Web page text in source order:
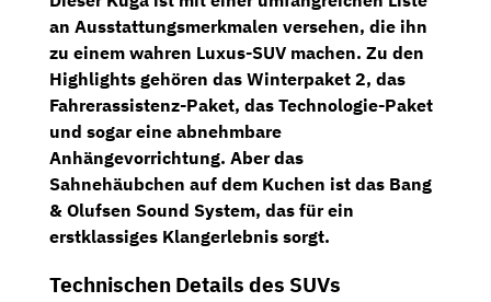
an Ausstattungsmerkmalen versehen, die ihn
zu einem wahren Luxus-SUV machen. Zu den
Highlights gehören das Winterpaket 2, das
Fahrerassistenz-Paket, das Technologie-Paket
und sogar eine abnehmbare
Anhängevorrichtung. Aber das
Sahnehäubchen auf dem Kuchen ist das Bang
& Olufsen Sound System, das für ein
erstklassiges Klangerlebnis sorgt.
Technischen Details des SUVs